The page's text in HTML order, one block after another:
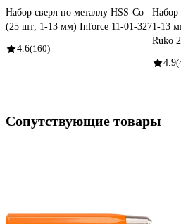
Набор сверл по металлу HSS-Co
(25 шт; 1-13 мм) Inforce 11-01-327
4.6(160)
Набор
1-13
Ruko
4.9
Сопутствующие товары